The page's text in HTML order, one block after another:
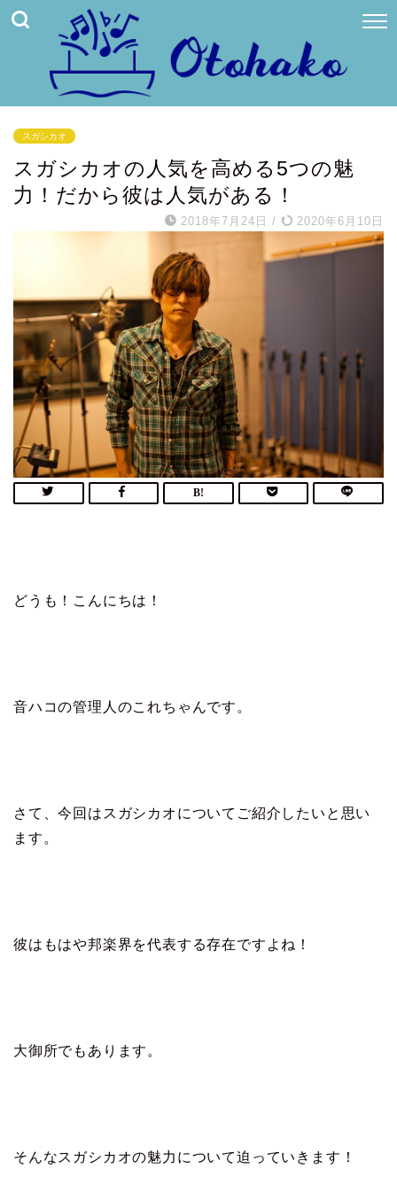
スガシカオ
スガシカオの人気を高める5つの魅
力！だから彼は人気がある！
2018年7月24日 / 2020年6月10日
どうも！こんにちは！
音ハコの管理人のこれちゃんです。
さて、今回はスガシカオについてご紹介したいと思い
ます。
彼はもはや邦楽界を代表する存在ですよね！
大御所でもあります。
そんなスガシカオの魅力について迫っていきます！